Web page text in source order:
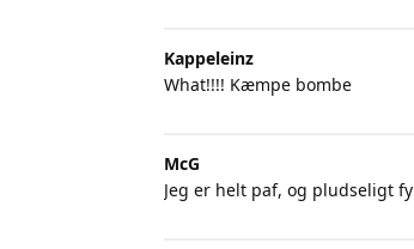
Kappeleinz
What!!!! Kæmpe bombe
McG
Jeg er helt paf, og pludseligt